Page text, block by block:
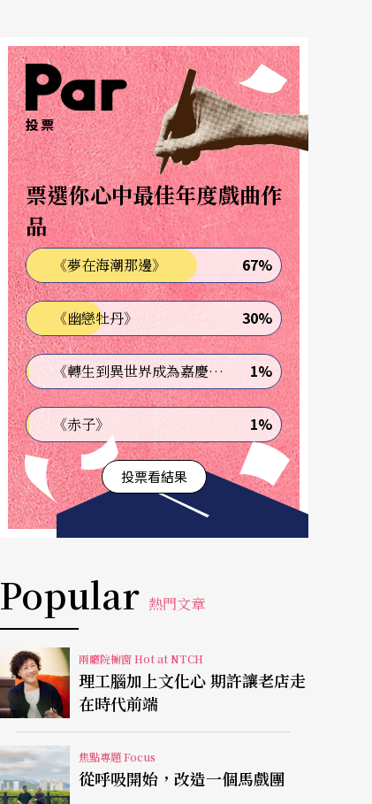
投票
票選你心中最佳年度戲曲作
品
《夢在海潮那邊》 67%
《幽戀牡丹》 30%
《轉生到異世界成為嘉慶君—發現我的祖先是詐騙集團!?》 1%
《赤子》 1%
投票看結果
Popular 熱門文章
兩廳院櫥窗 Hot at NTCH
理工腦加上文化心 期許讓老店走
在時代前端
焦點專題 Focus
從呼吸開始，改造一個馬戲團